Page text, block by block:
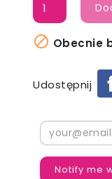
 Obecnie
Udostępnij
Notify me